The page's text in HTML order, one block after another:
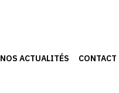
NOS ACTUALITÉS CONTACT